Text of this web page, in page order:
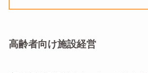
高齢者向け施設経営